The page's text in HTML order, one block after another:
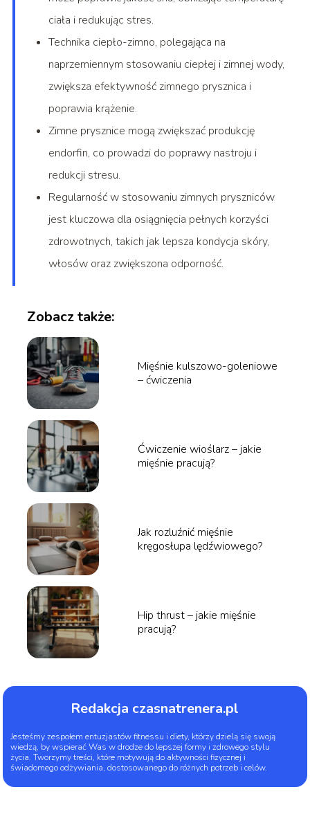
ciała i redukując stres.
Technika ciepło-zimno, polegająca na
naprzemiennym stosowaniu ciepłej i zimnej wody,
zwiększa efektywność zimnego prysznica i
poprawia krążenie.
Zimne prysznice mogą zwiększać produkcję
endorfin, co prowadzi do poprawy nastroju i
redukcji stresu.
Regularność w stosowaniu zimnych pryszniców
jest kluczowa dla osiągnięcia pełnych korzyści
zdrowotnych, takich jak lepsza kondycja skóry,
włosów oraz zwiększona odporność.
Zobacz także:
Mięśnie kulszowo-goleniowe
– ćwiczenia
Ćwiczenie wioślarz – jakie
mięśnie pracują?
Jak rozluźnić mięśnie
kręgosłupa lędźwiowego?
Hip thrust – jakie mięśnie
pracują?
Redakcja czasnatrenera.pl
Jesteśmy zespołem entuzjastów fitnessu i diety, którzy dzielą się swoją
wiedzą, by wspierać Was w drodze do lepszej formy i zdrowego stylu
życia. Tworzymy treści, które motywują do aktywności fizycznej i
świadomego odżywiania, dostosowanego do różnych potrzeb i celów.